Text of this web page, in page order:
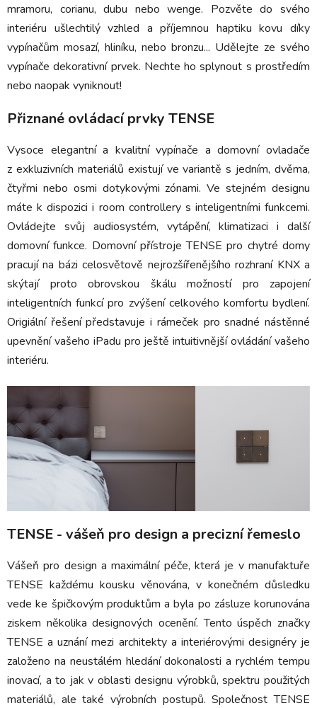
mramoru, corianu, dubu nebo wenge. Pozvěte do svého
interiéru ušlechtilý vzhled a příjemnou haptiku kovu díky
vypínačům mosazí, hliníku, nebo bronzu... Udělejte ze svého
vypínače dekorativní prvek. Nechte ho splynout s prostředím
nebo naopak vyniknout!
Přiznané ovládací prvky TENSE
Vysoce elegantní a kvalitní vypínače a domovní ovladače
z exkluzivních materiálů existují ve variantě s jedním, dvěma,
čtyřmi nebo osmi dotykovými zónami. Ve stejném designu
máte k dispozici i room controllery s inteligentními funkcemi.
Ovládejte svůj audiosystém, vytápění, klimatizaci i další
domovní funkce. Domovní přístroje TENSE pro chytré domy
pracují na bázi celosvětově nejrozšířenějšího rozhraní KNX a
skýtají proto obrovskou škálu možností pro zapojení
inteligentních funkcí pro zvýšení celkového komfortu bydlení.
Origiální řešení představuje i rámeček pro snadné nástěnné
upevnění vašeho iPadu pro ještě intuitivnější ovládání vašeho
interiéru.
TENSE - vášeň pro design a precizní řemeslo
Vášeň pro design a maximální péče, která je v manufaktuře
TENSE každému kousku věnována, v konečném důsledku
vede ke špičkovým produktům a byla po zásluze korunována
ziskem několika designových ocenění. Tento úspěch značky
TENSE a uznání mezi architekty a interiérovými designéry je
založeno na neustálém hledání dokonalosti a rychlém tempu
inovací, a to jak v oblasti designu výrobků, spektru použitých
materiálů, ale také výrobních postupů. Společnost TENSE